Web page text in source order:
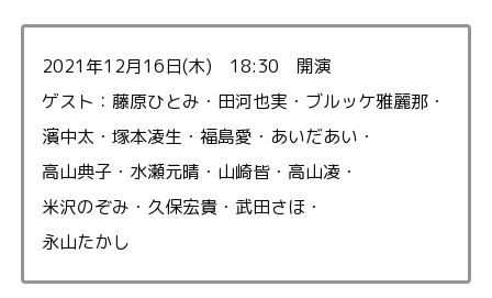
2021年12月16日(木) 18:30 開演
ゲスト：藤原ひとみ・田河也実・ブルッケ雅麗那・
濱中太・塚本凌生・福島愛・あいだあい・
高山典子・水瀬元晴・山崎皆・高山凌・
米沢のぞみ・久保宏貴・武田さほ・
永山たかし